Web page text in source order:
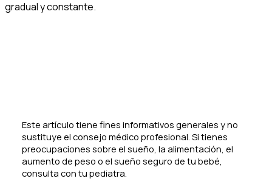
gradual y constante.
Este artículo tiene fines informativos generales y no
sustituye el consejo médico profesional. Si tienes
preocupaciones sobre el sueño, la alimentación, el
aumento de peso o el sueño seguro de tu bebé,
consulta con tu pediatra.